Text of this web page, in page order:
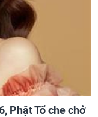
Phật Tổ che chở